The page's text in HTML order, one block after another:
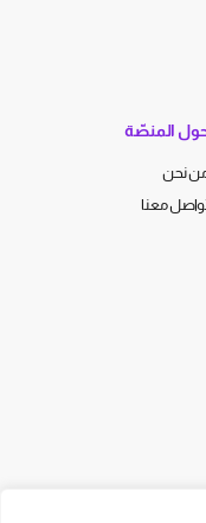
المنصّة
نحن
معنا